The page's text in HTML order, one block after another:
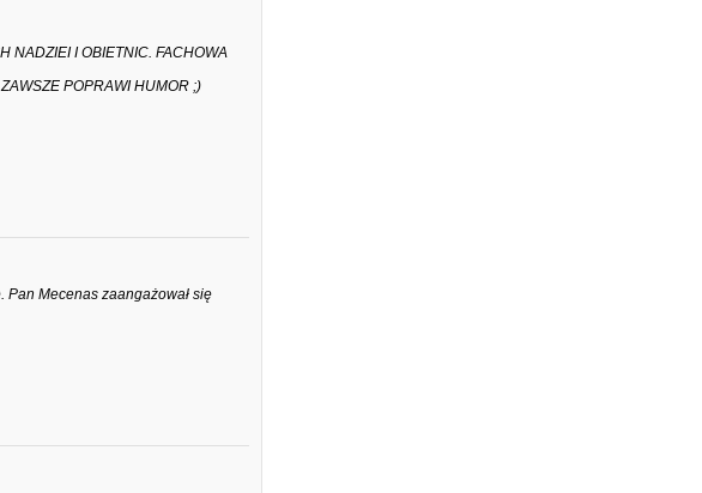
NADZIEI I OBIETNIC. FACHOWA
POPRAWI HUMOR ;)
Pan Mecenas zaangażował się